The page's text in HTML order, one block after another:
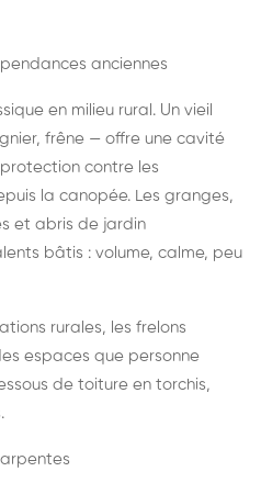
anciennes
en milieu rural. Un vieil
frêne — offre une cavité
contre les
la canopée. Les granges,
et abris de jardin
bâtis : volume, calme, peu
rurales, les frelons
espaces que personne
de toiture en torchis,